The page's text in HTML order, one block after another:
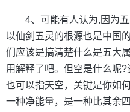
4、可能有人认为,因为
以仙剑五灵的根源也是中国
们应该是搞清楚什么是五大
用解释了吧。但空是什么呢?
也可以指天空，关键是你如
一种净能量，是一种比其余